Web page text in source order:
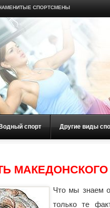
СПОРТСМЕНЫ
Водный спорт Другие виды
Что мы знаем
только те